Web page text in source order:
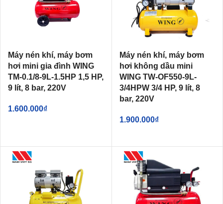
Máy nén khí, máy bơm
hơi mini gia đình WING
TM-0.1/8-9L-1.5HP 1,5 HP,
9 lít, 8 bar, 220V
1.600.000₫
Máy nén khí, máy bơm
hơi không dầu mini
WING TW-OF550-9L-
3/4HPW 3/4 HP, 9 lít, 8
bar, 220V
1.900.000₫